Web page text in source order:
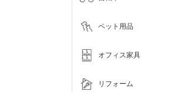
ペット用品
オフィス家具
リフォーム